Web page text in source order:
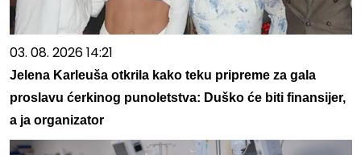
03. 08. 2026 14:21
Jelena Karleuša otkrila kako teku pripreme za gala
proslavu ćerkinog punoletstva: Duško će biti finansijer,
a ja organizator